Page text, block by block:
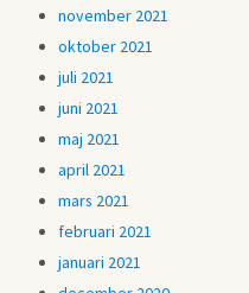
november 2021
oktober 2021
juli 2021
juni 2021
maj 2021
april 2021
mars 2021
februari 2021
januari 2021